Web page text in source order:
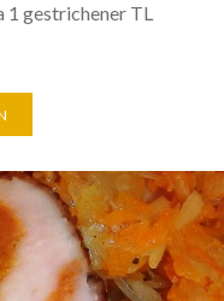
1 gestrichener TL